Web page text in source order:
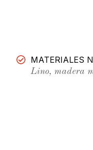
MATERIALES
Lino, madera